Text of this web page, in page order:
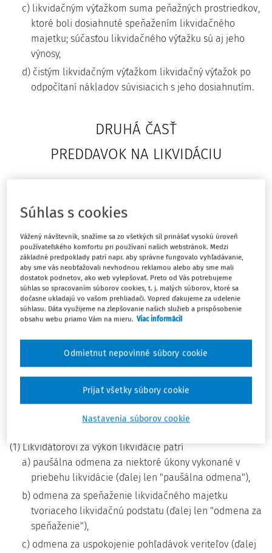
c) likvidačným výťažkom suma peňažných prostriedkov,
ktoré boli dosiahnuté speňažením likvidačného
majetku; súčasťou likvidačného výťažku sú aj jeho
výnosy,
d) čistým likvidačným výťažkom likvidačný výťažok po
odpočítaní nákladov súvisiacich s jeho dosiahnutím.
DRUHÁ ČASŤ
PREDDAVOK NA LIKVIDÁCIU
Výška preddavku na likvidáciu
Preddavok na likvidáciu je 1 500 eur.
TRETIA ČASŤ
ODMENA LIKVIDÁTORA
Prvá hlava
ZÁKLADNÉ USTANOVENIA
§ 4
(1) Likvidátorovi za výkon likvidácie patrí
a) paušálna odmena za niektoré úkony vykonané v
priebehu likvidácie (ďalej len "paušálna odmena"),
b) odmena za speňaženie likvidačného majetku
tvoriaceho likvidačnú podstatu (ďalej len "odmena za
speňaženie"),
c) odmena za uspokojenie pohľadávok veriteľov (ďalej
Súhlas s cookies
Vážený návštevník, snažíme sa zo všetkých síl prinášať vysokú úroveň
používateľského komfortu pri používaní našich webstránok. Medzi
základné predpoklady patrí napr. aby správne fungovalo vyhľadávanie,
aby sme vás neobťažovali nevhodnou reklamou alebo aby sme mali
dostatok podnetov, ako web vylepšovať. Preto od Vás potrebujeme
súhlas so spracovaním súborov cookies, t. j. malých súborov, ktoré sa
dočasne ukladajú vo vašom prehliadači. Vopred ďakujeme za udelenie
súhlasu. Dáta využijeme na zlepšovanie našich služieb a prispôsobenie
obsahu webu priamo Vám na mieru. Viac informácií
Nastavenia súborov cookie
Odmietnut nepovinné súbory cookie
Prijať všetky súbory cookie